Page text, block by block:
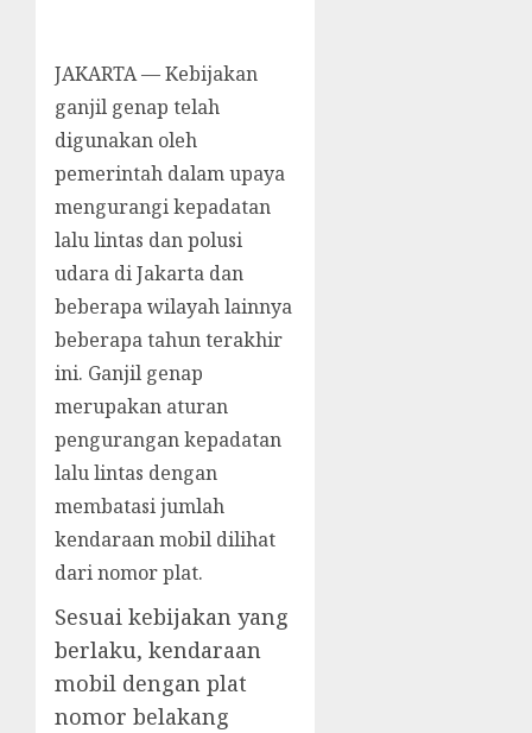
JAKARTA — Kebijakan
ganjil genap telah
digunakan oleh
pemerintah dalam upaya
mengurangi kepadatan
lalu lintas dan polusi
udara di Jakarta dan
beberapa wilayah lainnya
beberapa tahun terakhir
ini. Ganjil genap
merupakan aturan
pengurangan kepadatan
lalu lintas dengan
membatasi jumlah
kendaraan mobil dilihat
dari nomor plat.
Sesuai kebijakan yang
berlaku, kendaraan
mobil dengan plat
nomor belakang